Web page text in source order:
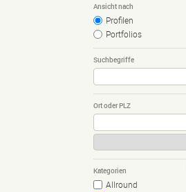
Ansicht nach
Profilen
Portfolios
Suchbegriffe
Ort oder PLZ
Kategorien
Allround